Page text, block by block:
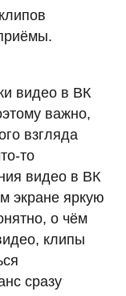
видео в ВК
важно,
взгляда
то
видео в ВК
экране яркую
о чём
клипы
сразу